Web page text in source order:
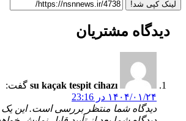
لینک کپی شد!
دیدگاه مشتریان
su kaçak tespit cihazı گفت:
۱۴۰۴/۰۱/۲۴ در 23:16
دیدگاه شما منتظر بررسی است. این